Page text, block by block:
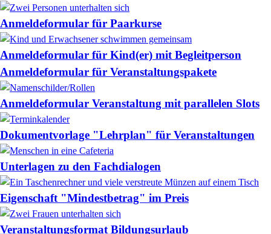
Anmeldeformular für Paarkurse
Anmeldeformular für Kind(er) mit Begleitperson
Anmeldeformular für Veranstaltungspakete
Anmeldeformular Veranstaltung mit parallelen Slots
Dokumentvorlage "Lehrplan" für Veranstaltungen
Unterlagen zu den Fachdialogen
Eigenschaft "Mindestbetrag" im Preis
Veranstaltungsformat Bildungsurlaub